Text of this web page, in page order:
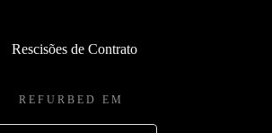
Rescisões de Contrato
REFURBED EM